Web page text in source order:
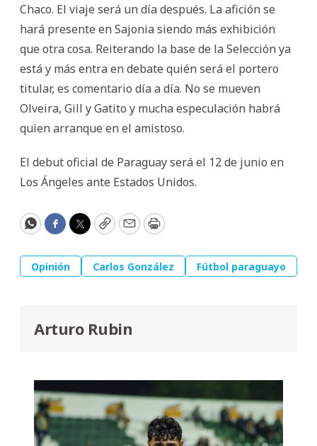
Chaco. El viaje será un día después. La afición se
hará presente en Sajonia siendo más exhibición
que otra cosa. Reiterando la base de la Selección ya
está y más entra en debate quién será el portero
titular, es comentario día a día. No se mueven
Olveira, Gill y Gatito y mucha especulación habrá
quien arranque en el amistoso.
El debut oficial de Paraguay será el 12 de junio en
Los Ángeles ante Estados Unidos.
WhatsApp
Facebook
Twitter
CopyEmailPrint
Opinión Carlos González Fútbol paraguayo
Arturo Rubin